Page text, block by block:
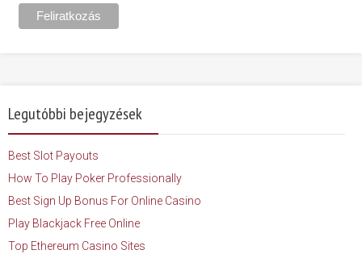
Legutóbbi bejegyzések
Best Slot Payouts
How To Play Poker Professionally
Best Sign Up Bonus For Online Casino
Play Blackjack Free Online
Top Ethereum Casino Sites